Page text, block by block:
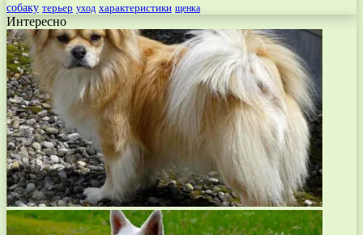
собаку терьер уход характеристики щенка
Интересно